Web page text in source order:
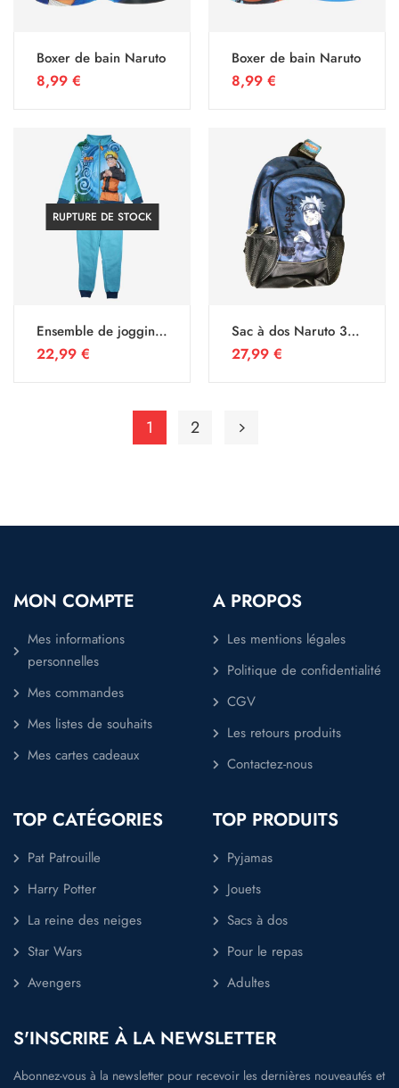
Boxer de bain Naruto
8,99 €
Boxer de bain Naruto
8,99 €
RUPTURE DE STOCK
Ensemble de jogging
Naruto
22,99 €
Sac à dos Naruto 38
cm
27,99 €
1 2
MON COMPTE
Mes informations
personnelles
Mes commandes
Mes listes de souhaits
Mes cartes cadeaux
A PROPOS
Les mentions légales
Politique de confidentialité
CGV
Les retours produits
Contactez-nous
TOP CATÉGORIES
Pat Patrouille
Harry Potter
La reine des neiges
Star Wars
Avengers
TOP PRODUITS
Pyjamas
Jouets
Sacs à dos
Pour le repas
Adultes
S'INSCRIRE À LA NEWSLETTER
Abonnez-vous à la newsletter pour recevoir les dernières nouveautés et